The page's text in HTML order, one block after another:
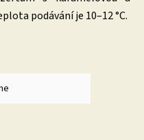
podávání je 10–12 °C.